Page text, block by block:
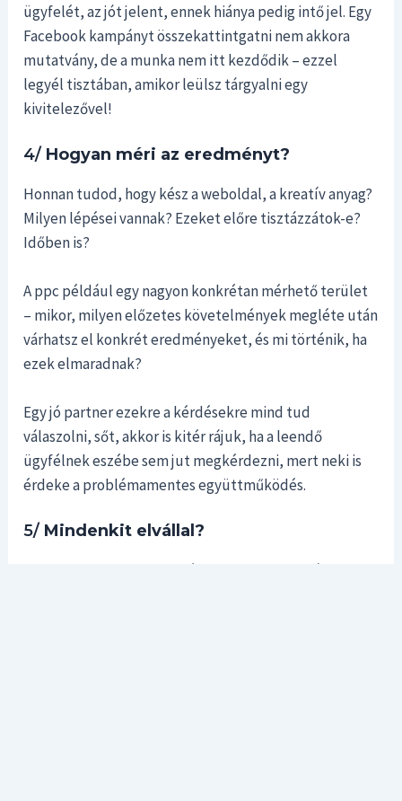
ügyfelét, az jót jelent, ennek hiánya pedig intő jel. Egy
Facebook kampányt összekattintgatni nem akkora
mutatvány, de a munka nem itt kezdődik – ezzel
legyél tisztában, amikor leülsz tárgyalni egy
kivitelezővel!
4/ Hogyan méri az eredményt?
Honnan tudod, hogy kész a weboldal, a kreatív anyag?
Milyen lépései vannak? Ezeket előre tisztázzátok-e?
Időben is?
A ppc például egy nagyon konkrétan mérhető terület
– mikor, milyen előzetes követelmények megléte után
várhatsz el konkrét eredményeket, és mi történik, ha
ezek elmaradnak?
Egy jó partner ezekre a kérdésekre mind tud
válaszolni, sőt, akkor is kitér rájuk, ha a leendő
ügyfélnek eszébe sem jut megkérdezni, mert neki is
érdeke a problémamentes együttműködés.
5/ Mindenkit elvállal?
A magas szakmai szinten lévő partner kvalifikálja az